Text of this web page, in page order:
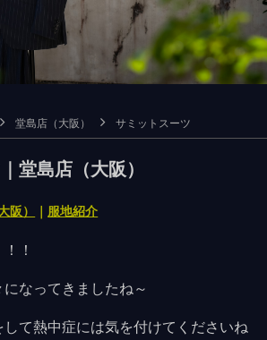
堂島店（大阪） サミットスーツ
堂島店（大阪）
阪） ｜ 服地紹介
！
なってきましたね～
て熱中症には気を付けてくださいね